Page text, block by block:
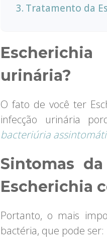
Tratamento da
urinária?
O fato de você ter
infecção urinária
bacteriúria
Sintomas
Escherichia
Portanto, o mais
bactéria, que pode ser: